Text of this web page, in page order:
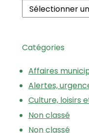
Catégories
Affaires
Alertes,
Culture, loisirs
Non classé
Non classé